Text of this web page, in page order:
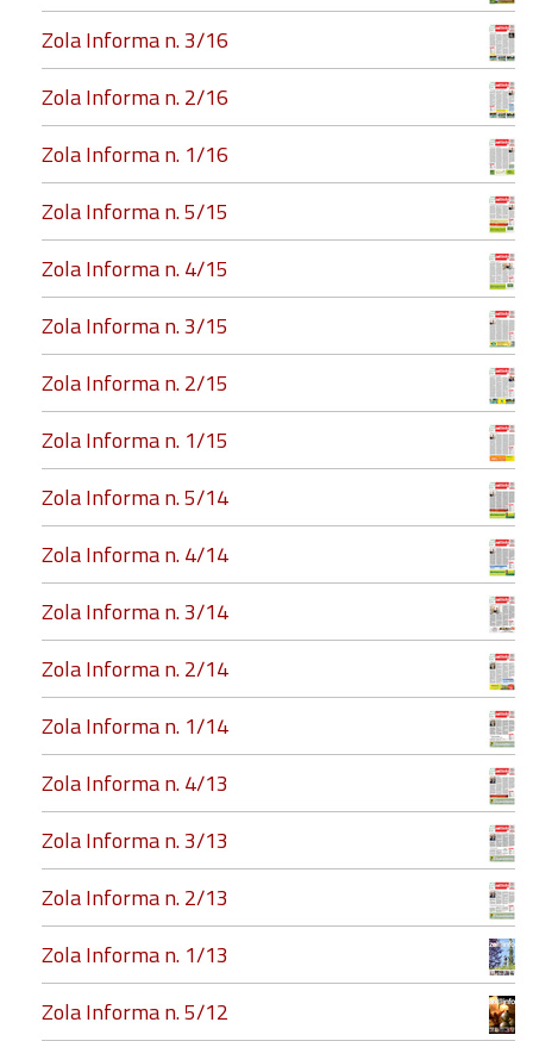
Zola Informa n. 3/16
Zola Informa n. 2/16
Zola Informa n. 1/16
Zola Informa n. 5/15
Zola Informa n. 4/15
Zola Informa n. 3/15
Zola Informa n. 2/15
Zola Informa n. 1/15
Zola Informa n. 5/14
Zola Informa n. 4/14
Zola Informa n. 3/14
Zola Informa n. 2/14
Zola Informa n. 1/14
Zola Informa n. 4/13
Zola Informa n. 3/13
Zola Informa n. 2/13
Zola Informa n. 1/13
Zola Informa n. 5/12